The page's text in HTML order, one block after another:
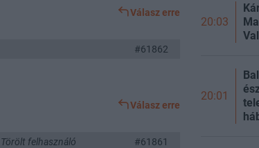
Válasz erre
#61862
Válasz erre
Törölt felhasználó #61861
20:03
20:01